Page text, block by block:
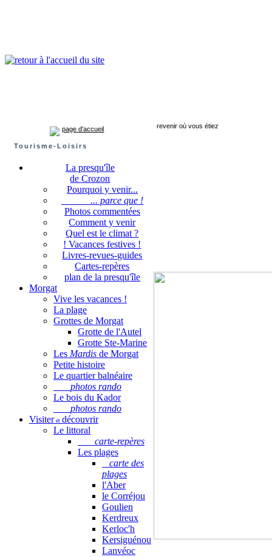
page d'accueil
Tourisme-Loisirs
La presqu'île
de Crozon
Pourquoi y venir...
... parce que !
Photos commentées
Comment y venir
Quel est le climat ?
! Vacances festives !
Livres-revues-guides
Cartes-repères
plan de la presqu'île
Morgat
Vive les vacances !
La plage
Grottes de Morgat
Grotte de l'Autel
Grotte Ste-Marine
Les Mardis de Morgat
Petite histoire
Le quartier balnéaire
photos rando
Le bois du Kador
photos rando
Visiteret découvrir
Le littoral
carte-repères
Les plages
carte des
plages
l'Aber
le Corréjou
Goulien
Kerdreux
Kerloc'h
Kersiguénou
Lanvéoc
revenir où vous étiez